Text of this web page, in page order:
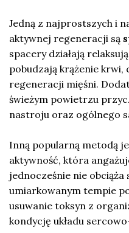
Jedną z najprostszych i
aktywnej regeneracji są
spacery działają
pobudzają krążenie krwi,
regeneracji mięśni.
świeżym powietrzu
nastroju oraz ogólnego
Inną popularną metodą
aktywność, która
jednocześnie nie
umiarkowanym tempie
usuwanie toksyn z
kondycję układu